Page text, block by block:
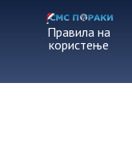
Правила на
користење